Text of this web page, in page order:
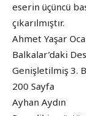
eserin üçüncü
çıkarılmıştır.
Ahmet Yaşar
Balkalar’daki
Genişletilmiş 3.
200 Sayfa
Ayhan Aydın